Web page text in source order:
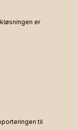
er
til